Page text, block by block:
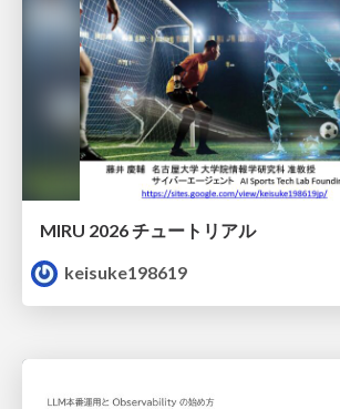
MIRU 2026 チュートリアル
keisuke198619